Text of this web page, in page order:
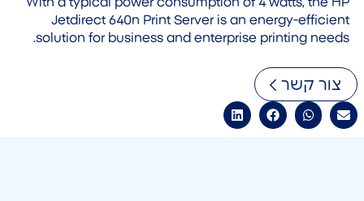
With a typical power consumption of 4 watts, the HP
Jetdirect 640n Print Server is an energy-efficient
solution for business and enterprise printing needs.
צור קשר